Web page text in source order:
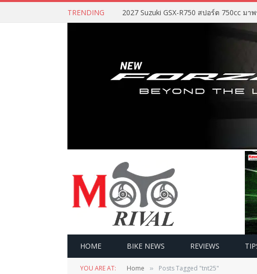
TRENDING
HOME BIKE NEWS REVIEWS
YOU ARE AT: Home » Posts Tagged "tnt25"